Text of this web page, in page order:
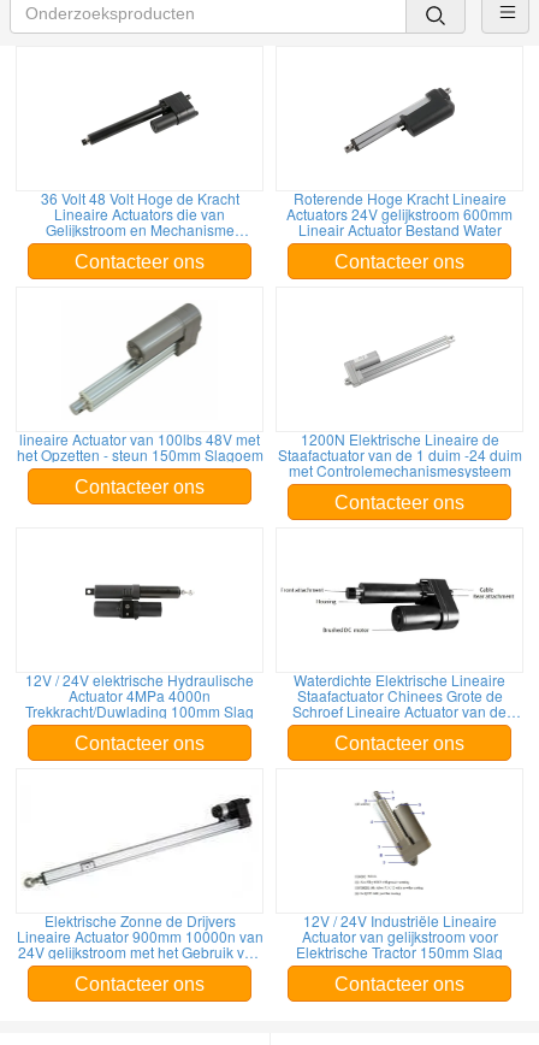
36 Volt 48 Volt Hoge de Kracht
Lineaire Actuators die van
Gelijkstroom en Mechanisme
opheffen verminderen
Contacteer ons
Roterende Hoge Kracht Lineaire
Actuators 24V gelijkstroom 600mm
Lineair Actuator Bestand Water
Contacteer ons
lineaire Actuator van 100lbs 48V met
het Opzetten - steun 150mm Slagoem
Contacteer ons
1200N Elektrische Lineaire de
Staafactuator van de 1 duim -24 duim
met Controlemechanismesysteem
Contacteer ons
12V / 24V elektrische Hydraulische
Actuator 4MPa 4000n
Trekkracht/Duwlading 100mm Slag
Contacteer ons
Waterdichte Elektrische Lineaire
Staafactuator Chinees Grote de
Schroef Lineaire Actuator van de
Kracht Elektrische Bal
Contacteer ons
Elektrische Zonne de Drijvers
Lineaire Actuator 900mm 10000n van
24V gelijkstroom met het Gebruik van
de Potentiometerheliostaat
Contacteer ons
12V / 24V Industriële Lineaire
Actuator van gelijkstroom voor
Elektrische Tractor 150mm Slag
Contacteer ons